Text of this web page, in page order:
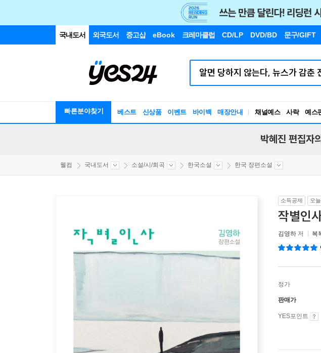
국내도서 외국도서 중고샵 eBook 크레마클럽 CD/LP DVD/BD 문구/GIFT
빠른분야찾기 베스트 신상품 이벤트 바이백 매장안내 채널예스 사락 예스
박혜진 편집자
웰컴 국내도서 소설/시/희곡 한국소설 한국 장편소설
소득공제 오
작별인
김영하 저 복
정가
판매가
YES포인트